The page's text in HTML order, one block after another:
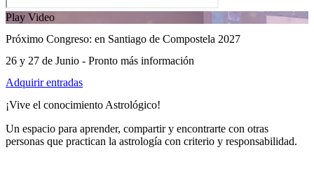
Play Video
Próximo Congreso: en Santiago de Compostela 2027
26 y 27 de Junio - Pronto más información
Adquirir entradas
¡Vive el conocimiento Astrológico!
Un espacio para aprender, compartir y encontrarte con otras
personas que practican la astrología con criterio y responsabilidad.